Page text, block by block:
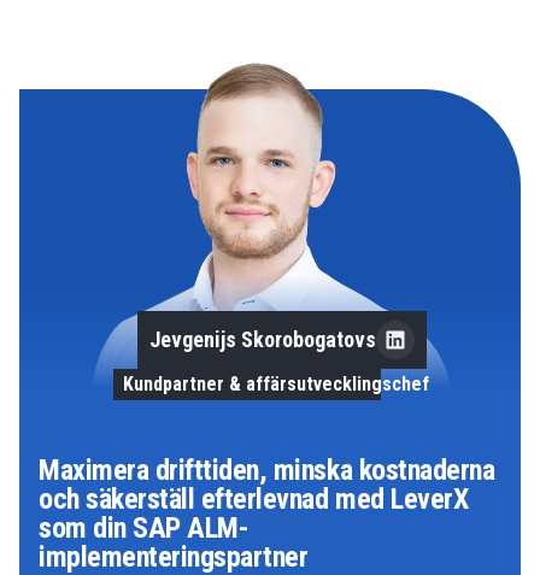
Maximera drifttiden, minska kostnaderna
och säkerställ efterlevnad med LeverX
som din SAP ALM-
implementeringspartner
Jevgenijs Skorobogatovs
Kundpartner & affärsutvecklingschef